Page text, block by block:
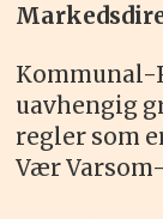
Kommunal-
uavhengig
regler som
Vær